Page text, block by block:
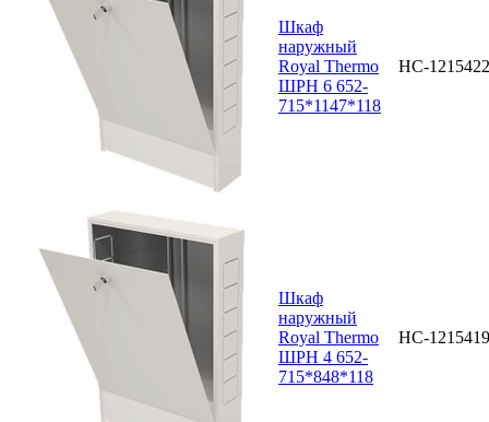
Шкаф
наружный
Royal Thermo
ШРН 6 652-
715*1147*118
НС-1215422
Шкаф
наружный
Royal Thermo
ШРН 4 652-
715*848*118
НС-1215419